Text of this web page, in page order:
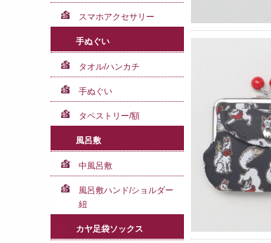
スマホアクセサリー
手ぬぐい
タオル/ハンカチ
手ぬぐい
タペストリー/額
風呂敷
中風呂敷
風呂敷ハンド/ショルダー
紐
カヤ足袋ソックス